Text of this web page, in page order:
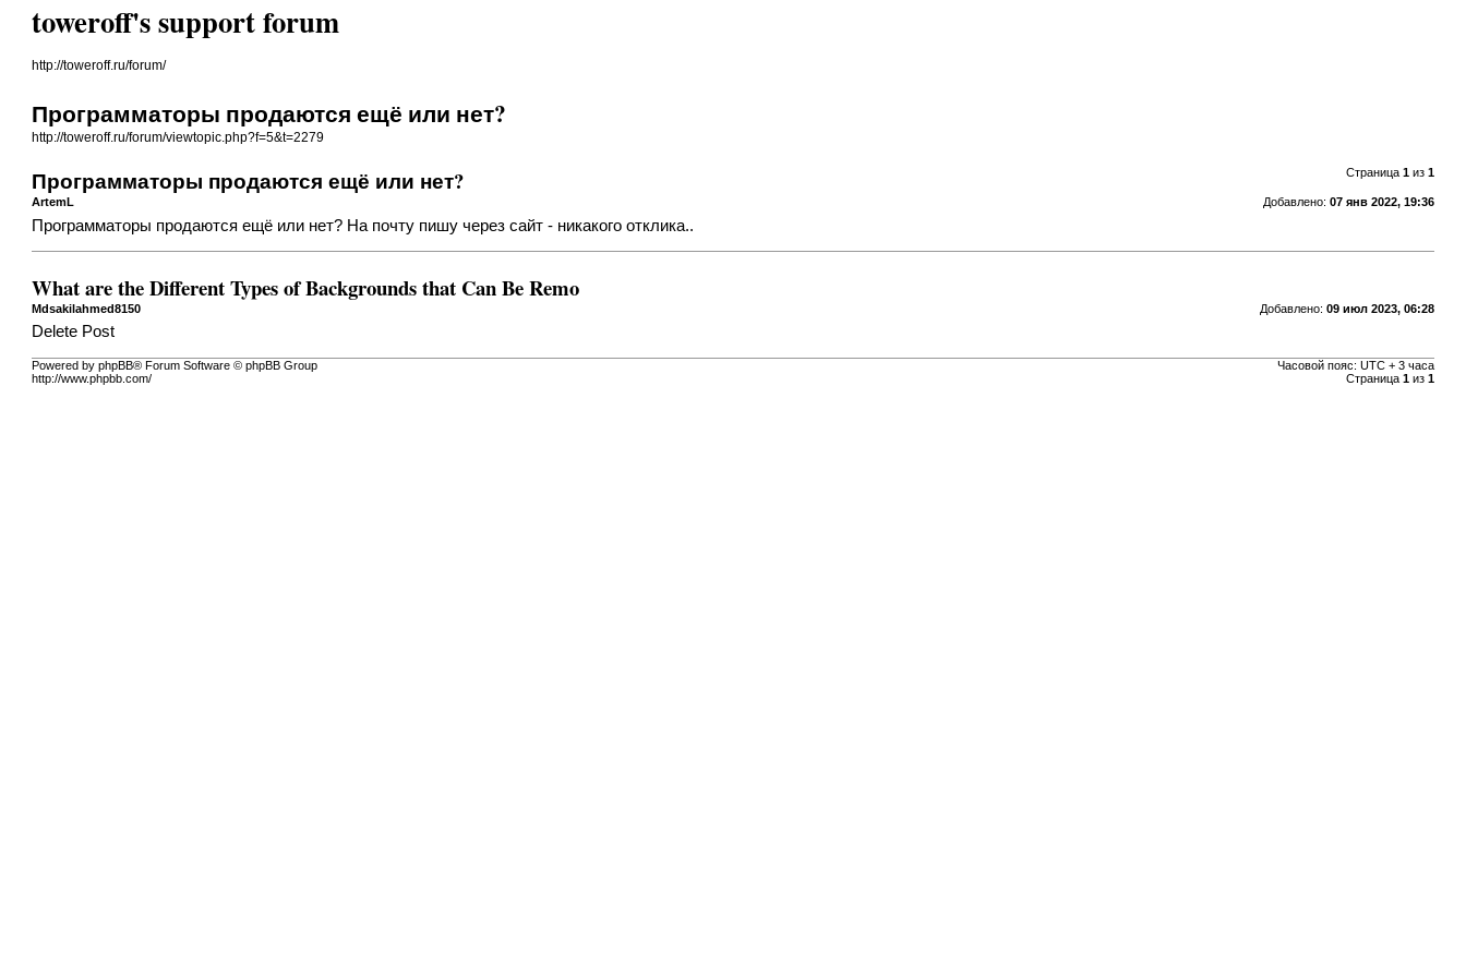
toweroff's support forum
http://toweroff.ru/forum/
Программаторы продаются ещё или нет?
http://toweroff.ru/forum/viewtopic.php?f=5&t=2279
Страница 1из 1
Программаторы продаются ещё или нет?
Добавлено: 07 янв 2022, 19:36
ArtemL
Программаторы продаются ещё или нет? На почту пишу через сайт - никакого отклика..
What are the Different Types of Backgrounds that Can Be Remo
Добавлено: 09 июл 2023, 06:28
Mdsakilahmed8150
Delete Post
Часовой пояс: UTC + 3 часа
Страница 1из 1
Powered by phpBB® Forum Software © phpBB Group
http://www.phpbb.com/